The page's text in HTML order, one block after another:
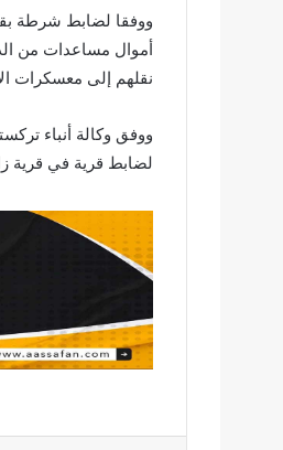
ووفقا لضابط شرطة
أموال مساعدات من
نقلهم إلى معسكرات
لضابط قرية في قرية